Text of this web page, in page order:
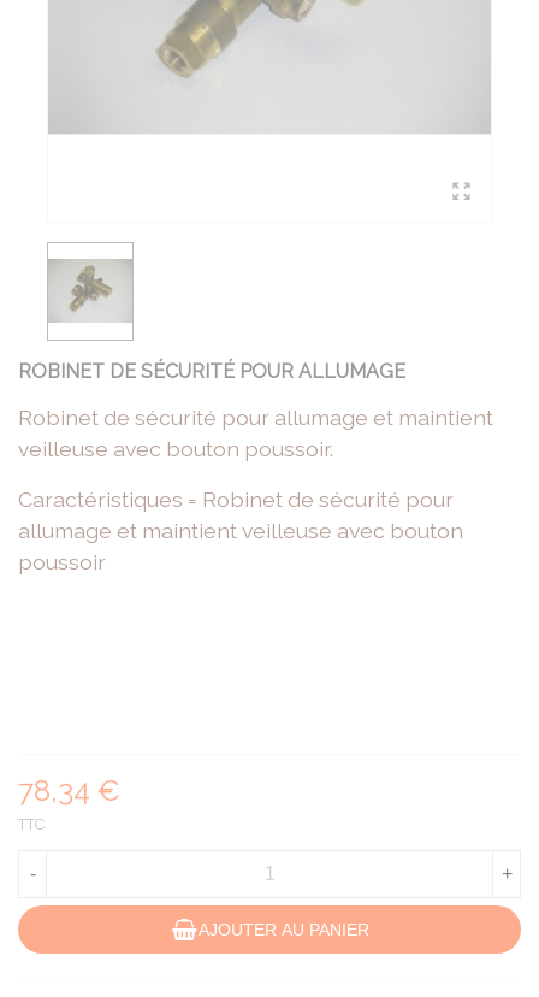
ROBINET DE SÉCURITÉ POUR ALLUMAGE
Robinet de sécurité pour allumage et maintient
veilleuse avec bouton poussoir.
Caractéristiques = Robinet de sécurité pour
allumage et maintient veilleuse avec bouton
poussoir
78,34 €
TTC
- +
AJOUTER AU PANIER